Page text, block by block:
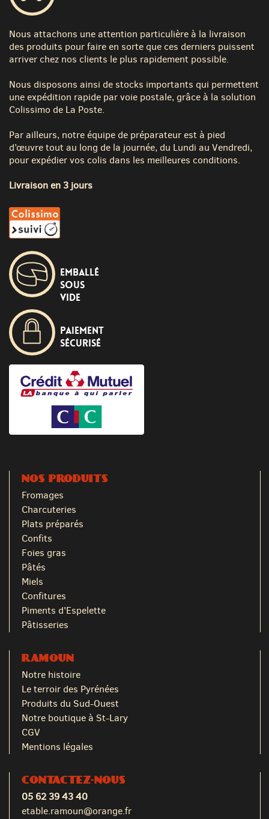
Nous attachons une attention particulière à la livraison
des produits pour faire en sorte que ces derniers puissent
arriver chez nos clients le plus rapidement possible.
Nous disposons ainsi de stocks importants qui permettent
une expédition rapide par voie postale, grâce à la solution
Colissimo de La Poste.
Par ailleurs, notre équipe de préparateur est à pied
d’œuvre tout au long de la journée, du Lundi au Vendredi,
pour expédier vos colis dans les meilleures conditions.
Livraison en 3 jours
Emballé
sous
vide
Paiement
sécurisé
NOS PRODUITS
Fromages
Charcuteries
Plats préparés
Confits
Foies gras
Pâtés
Miels
Confitures
Piments d'Espelette
Pâtisseries
RAMOUN
Notre histoire
Le terroir des Pyrénées
Produits du Sud-Ouest
Notre boutique à St-Lary
CGV
Mentions légales
CONTACTEZ-NOUS
05 62 39 43 40
etable.ramoun@orange.fr